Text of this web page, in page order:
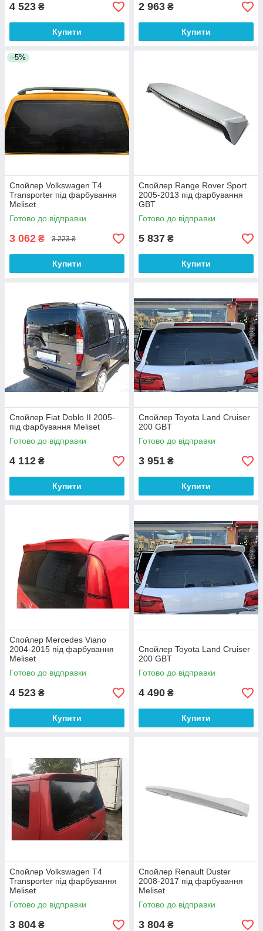
4 523 ₴
Купити
2 963 ₴
Купити
–5%
Спойлер Volkswagen T4
Transporter під фарбування
Meliset
Готово до відправки
3 062 ₴ 3 223 ₴
Купити
Спойлер Range Rover Sport
2005-2013 під фарбування
GBT
Готово до відправки
5 837 ₴
Купити
Спойлер Fiat Doblo II 2005-
під фарбування Meliset
Готово до відправки
4 112 ₴
Купити
Спойлер Toyota Land Cruiser
200 GBT
Готово до відправки
3 951 ₴
Купити
Спойлер Mercedes Viano
2004-2015 під фарбування
Meliset
Готово до відправки
4 523 ₴
Купити
Спойлер Toyota Land Cruiser
200 GBT
Готово до відправки
4 490 ₴
Купити
Спойлер Volkswagen T4
Transporter під фарбування
Meliset
Готово до відправки
3 804 ₴
Спойлер Renault Duster
2008-2017 під фарбування
Meliset
Готово до відправки
3 804 ₴